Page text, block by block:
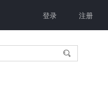
登录 注册
